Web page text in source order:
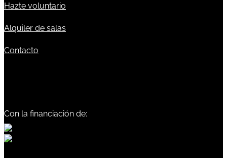
Hazte voluntario
Alquiler de salas
Contacto
Con la financiación de: